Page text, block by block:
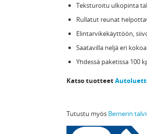
Teksturoitu ulkopinta
Rullatut reunat
Elintarvikekäyttöön,
Saatavilla neljä eri
Yhdessä paketissa 100
Katso tuotteet
Tutustu myös Bernerin